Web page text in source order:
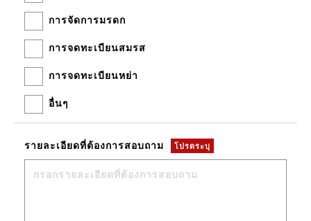
การจัดการมรดก
การจดทะเบียนสมรส
การจดทะเบียนหย่า
อื่นๆ
รายละเอียดที่ต้องการสอบถาม โปรดระบุ